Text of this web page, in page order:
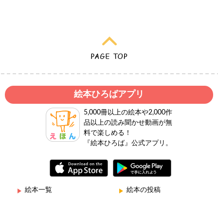
絵本ひろばアプリ
5,000冊以上の絵本や2,000作
品以上の読み聞かせ動画が無
料で楽しめる！
『絵本ひろば』公式アプリ。
絵本一覧 絵本の投稿